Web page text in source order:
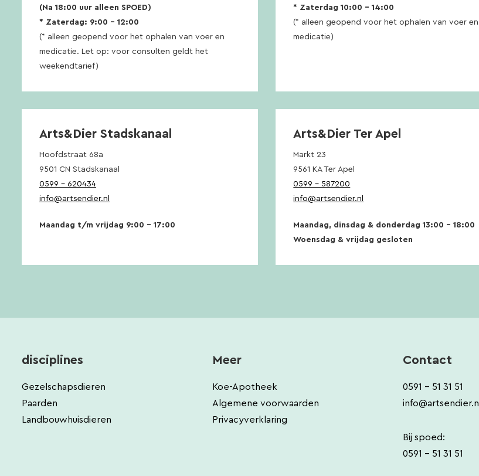
(Na 18:00 uur alleen SPOED)
* Zaterdag: 9:00 – 12:00
(* alleen geopend voor het ophalen van voer en
medicatie. Let op: voor consulten geldt het
weekendtarief)
* Zaterdag 10:00 – 14:00
(* alleen geopend voor het ophalen van voer en
medicatie)
Arts&Dier Stadskanaal
Hoofdstraat 68a
9501 CN Stadskanaal
0599 – 620434
info@artsendier.nl
Maandag t/m vrijdag 9:00 – 17:00
Arts&Dier Ter Apel
Markt 23
9561 KA Ter Apel
0599 – 587200
info@artsendier.nl
Maandag, dinsdag & donderdag 13:00 – 18:00
Woensdag & vrijdag gesloten
disciplines
Gezelschapsdieren
Paarden
Landbouwhuisdieren
Meer
Koe-Apotheek
Algemene voorwaarden
Privacyverklaring
Contact
0591 - 51 31 51
info@artsendier.nl
Bij spoed:
0591 - 51 31 51